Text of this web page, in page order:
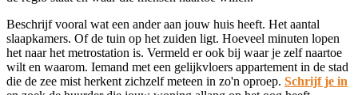
Beschrijf vooral wat een ander aan jouw huis heeft. Het aantal
slaapkamers. Of de tuin op het zuiden ligt. Hoeveel minuten lopen
het naar het metrostation is. Vermeld er ook bij waar je zelf naartoe
wilt en waarom. Iemand met een gelijkvloers appartement in de stad
die de zee mist herkent zichzelf meteen in zo'n oproep. Schrijf je in